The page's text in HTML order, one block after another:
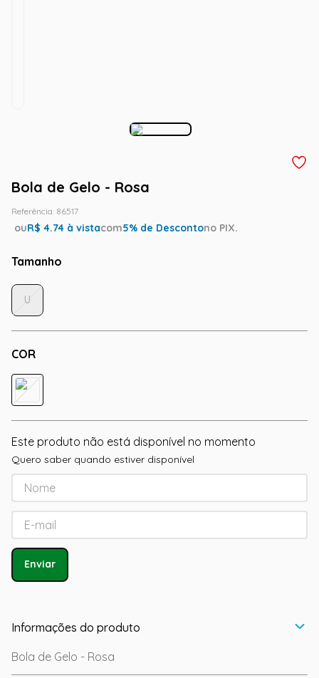
Bola de Gelo - Rosa
Referência: 86517
ouR$ 4.74 à vistacom5% de Descontono PIX.
Tamanho
COR
U
Este produto não está disponível no momento
Quero saber quando estiver disponível
Enviar
Informações do produto
Bola de Gelo - Rosa